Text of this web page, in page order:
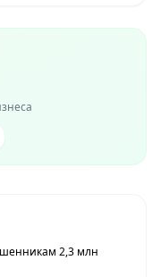
2,3 млн